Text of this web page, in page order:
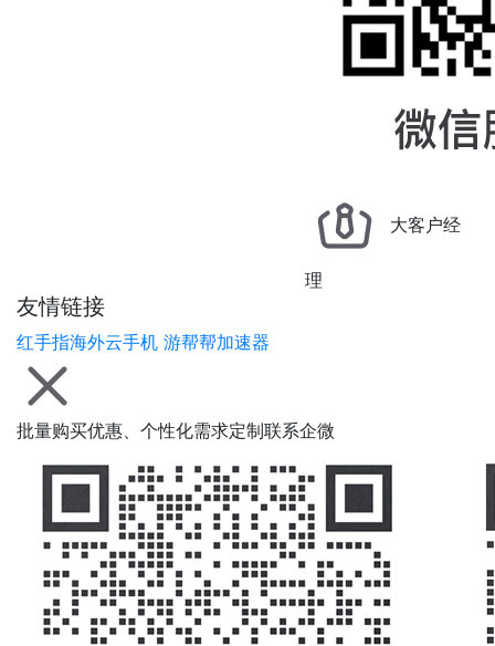
友情链接
红手指海外云手机 游帮帮加速器
大客户经
理
批量购买优惠、个性化需求定制联系企微